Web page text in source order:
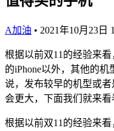
A加油 • 2021年10月23日
根据以前双11的经验来
的iPhone以外，其他的
说，发布较早的机型或
会更大，下面我们就来
根据以前双11的经验来